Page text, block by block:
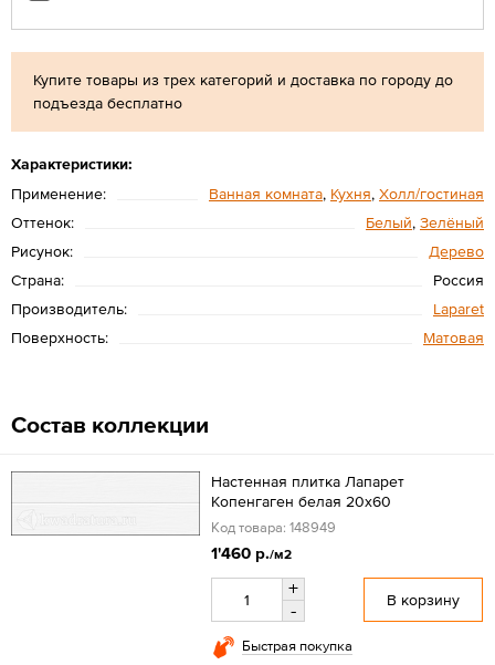
Купите товары из трех категорий и доставка по городу до
подъезда бесплатно
Характеристики:
Применение:
Ванная комната, Кухня, Холл/гостиная
Оттенок:
Белый, Зелёный
Рисунок:
Дерево
Страна:
Россия
Производитель:
Laparet
Поверхность:
Матовая
Состав коллекции
Настенная плитка Лапарет
Копенгаген белая 20x60
Код товара: 148949
1'460 р./м2
+
-
В корзину
Быстрая покупка